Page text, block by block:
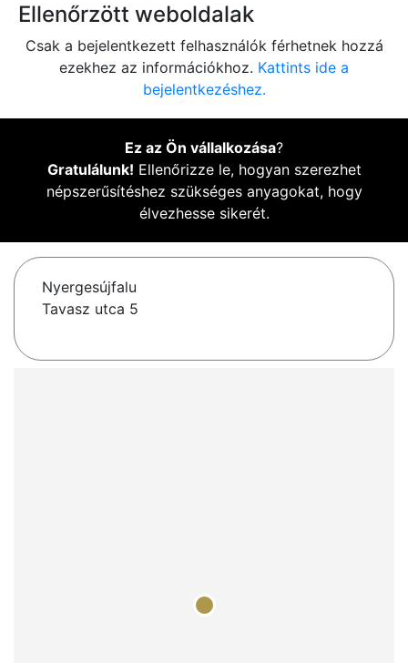
Ellenőrzött weboldalak
Csak a bejelentkezett felhasználók férhetnek hozzá
ezekhez az információkhoz. Kattints ide a
bejelentkezéshez.
Ez az Ön vállalkozása?
Gratulálunk! Ellenőrizze le, hogyan szerezhet
népszerűsítéshez szükséges anyagokat, hogy
élvezhesse sikerét.
Nyergesújfalu
Tavasz utca 5